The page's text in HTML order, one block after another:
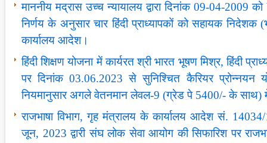
माननीय मद्रास उच्च न्यायालय द्वारा दिनांक 09-04-2009
निर्णय के अनुसार चार हिंदी प्राध्यापकों को सहायक निदेशक
कार्यालय आदेश।
हिंदी शिक्षण योजना में कार्यरत श्री भारत भूषण मिश्र, हिंदी
पर दिनांक 03.06.2023 से सुनिश्चित कैरियर प्रोन्नयन
नियमानुसार अगले वेतनमान लेवल-9 (ग्रेड पे 5400/- के साथ)
राजभाषा विभाग, गृह मंत्रालय के कार्यालय आदेश सं. 14034/
जून, 2023 द्वारी संघ लोक सेवा आयोग की सिफारिश पर